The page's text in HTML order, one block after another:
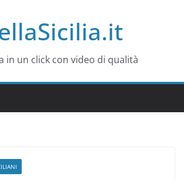
in un click con video di qualità